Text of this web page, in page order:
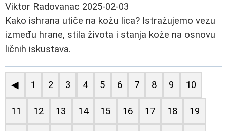
Viktor Radovanac 2025-02-03
Kako ishrana utiče na kožu lica? Istražujemo vezu
između hrane, stila života i stanja kože na osnovu
ličnih iskustava.
◀ 1 2 3 4 5 6 7 8 9 10
11 12 13 14 15 16 17 18 19